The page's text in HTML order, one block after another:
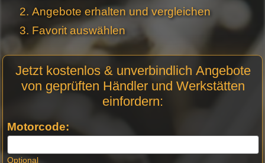
Angebote erhalten und vergleichen
Favorit auswählen
Anfrage
Stellen -
Jetzt kostenlos & unverbindlich Angebote
von geprüften Händler und Werkstätten
einfordern:
Motorcode:
Optional